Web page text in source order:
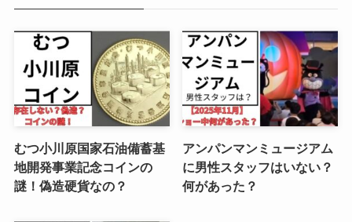
むつ小川原国家石油備蓄基
地開発事業記念コインの
謎！偽造硬貨なの？
アンパンマンミュージアム
に男性スタッフはいない？
何があった？